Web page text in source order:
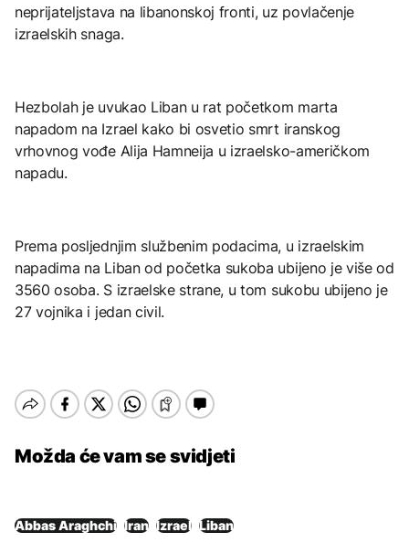
neprijateljstava na libanonskoj fronti, uz povlačenje
izraelskih snaga.
Hezbolah je uvukao Liban u rat početkom marta
napadom na Izrael kako bi osvetio smrt iranskog
vrhovnog vođe Alija Hamneija u izraelsko-američkom
napadu.
Prema posljednjim službenim podacima, u izraelskim
napadima na Liban od početka sukoba ubijeno je više od
3560 osoba. S izraelske strane, u tom sukobu ubijeno je
27 vojnika i jedan civil.
Možda će vam se svidjeti
Abbas Araghchi Iran Izrael Liban